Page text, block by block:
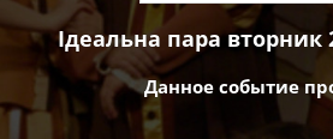
Ідеальна пара вторник
Данное событие